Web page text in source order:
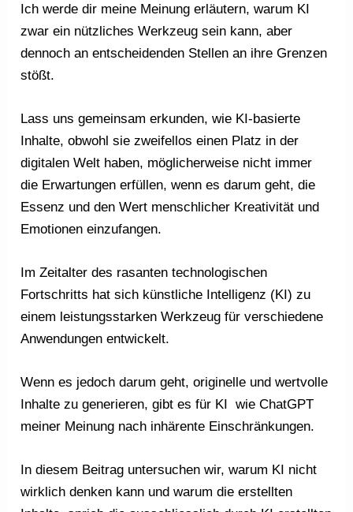
Ich werde dir meine Meinung erläutern, warum KI
zwar ein nützliches Werkzeug sein kann, aber
dennoch an entscheidenden Stellen an ihre Grenzen
stößt.
Lass uns gemeinsam erkunden, wie KI-basierte
Inhalte, obwohl sie zweifellos einen Platz in der
digitalen Welt haben, möglicherweise nicht immer
die Erwartungen erfüllen, wenn es darum geht, die
Essenz und den Wert menschlicher Kreativität und
Emotionen einzufangen.
Im Zeitalter des rasanten technologischen
Fortschritts hat sich künstliche Intelligenz (KI) zu
einem leistungsstarken Werkzeug für verschiedene
Anwendungen entwickelt.
Wenn es jedoch darum geht, originelle und wertvolle
Inhalte zu generieren, gibt es für KI wie ChatGPT
meiner Meinung nach inhärente Einschränkungen.
In diesem Beitrag untersuchen wir, warum KI nicht
wirklich denken kann und warum die erstellten